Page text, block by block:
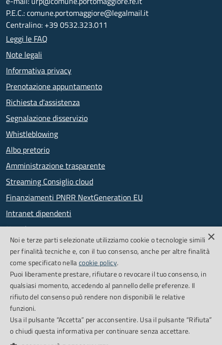
P.E.C.: comune.portomaggiore@legalmail.it
Centralino: +39 0532.323.011
Leggi le FAQ
Note legali
Informativa privacy
Prenotazione appuntamento
Richiesta d'assistenza
Segnalazione disservizio
Whistleblowing
Albo pretorio
Amministrazione trasparente
Streaming Consiglio cloud
Finanziamenti PNRR NextGeneration EU
Intranet dipendenti
Newsletter
PagoPA
SEGUICI SU
FacebookFeed RSS
Cookie Policy
Credits
×
Noi e terze parti selezionate utilizziamo cookie o tecnologie simili
per finalità tecniche e, con il tuo consenso, anche per altre finalità
come specificato nellacookie policy.
Puoi liberamente prestare, rifiutare o revocare il tuo consenso, in
qualsiasi momento, accedendo al pannello delle preferenze. Il
rifiuto del consenso può rendere non disponibili le relative
funzioni.
Usa il pulsante “Accetta” per acconsentire. Usa il pulsante “Rifiuta”
o chiudi questa informativa per continuare senza accettare.